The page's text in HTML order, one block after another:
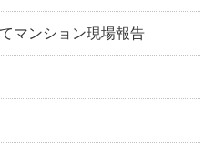
マンション現場報告